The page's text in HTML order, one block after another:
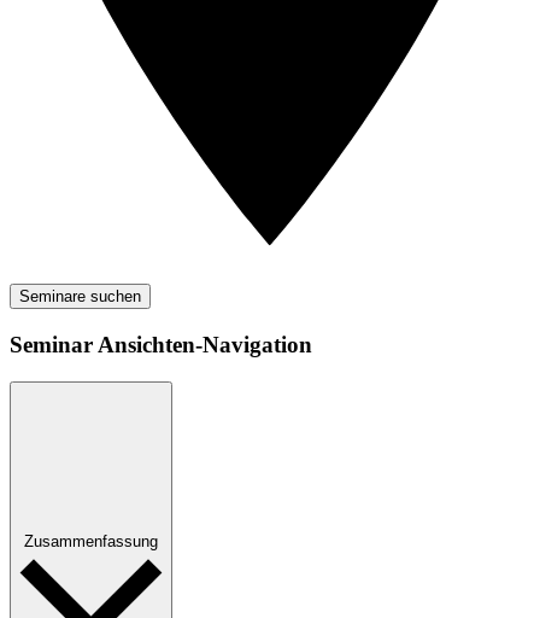
Seminare suchen
Seminar Ansichten-Navigation
Zusammenfassung